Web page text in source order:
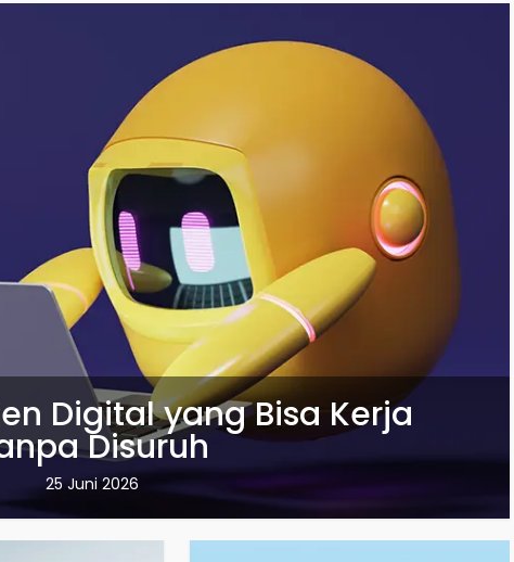
Digital yang Bisa Kerja
Disuruh
25 Juni 2026